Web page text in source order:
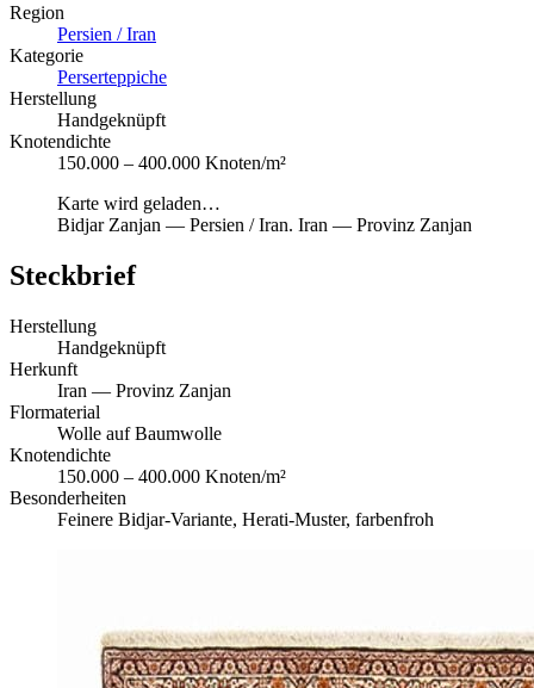
Region
Persien / Iran
Kategorie
Perserteppiche
Herstellung
Handgeknüpft
Knotendichte
150.000 – 400.000 Knoten/m²
Karte wird geladen…
Bidjar Zanjan — Persien / Iran. Iran — Provinz Zanjan
Steckbrief
Herstellung
Handgeknüpft
Herkunft
Iran — Provinz Zanjan
Flormaterial
Wolle auf Baumwolle
Knotendichte
150.000 – 400.000 Knoten/m²
Besonderheiten
Feinere Bidjar-Variante, Herati-Muster, farbenfroh